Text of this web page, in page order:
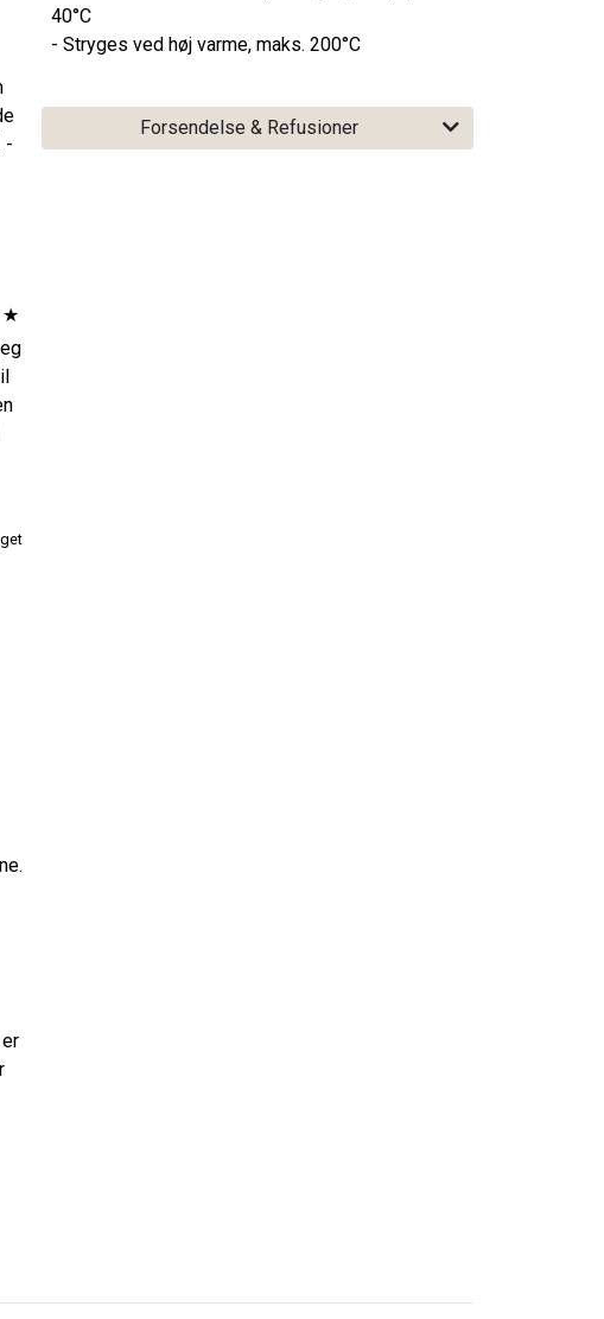
40°C
- Stryges ved høj varme, maks. 200°C
Forsendelse & Refusioner
-
★